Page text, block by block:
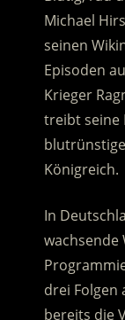
Michael
seinen
Episoden
Krieger
treibt seine
Königreich.
In
wachsende
drei Folgen
bereits die